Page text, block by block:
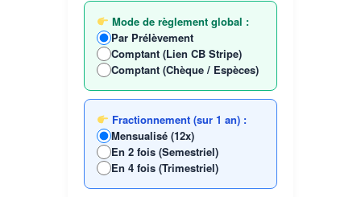
Mode de règlement global :
Par Prélèvement
Comptant (Lien CB Stripe)
Comptant (Chèque / Espèces)
Fractionnement (sur 1 an) :
Mensualisé (12x)
En 2 fois (Semestriel)
En 4 fois (Trimestriel)